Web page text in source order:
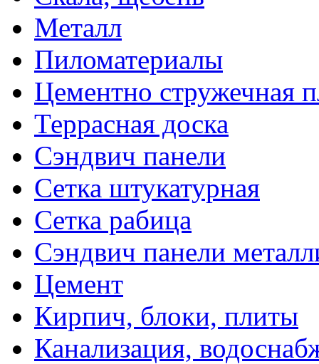
Металл
Пиломатериалы
Цементно стружечная
Террасная доска
Сэндвич панели
Сетка штукатурная
Сетка рабица
Сэндвич панели
Цемент
Кирпич, блоки, плиты
Канализация,